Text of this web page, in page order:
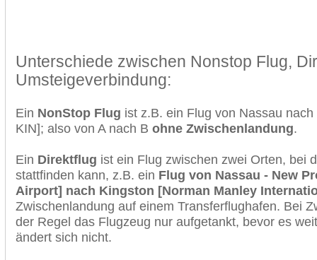
Unterschiede zwischen Nonstop Flug,
Umsteigeverbindung:
Ein NonStop Flug ist z.B. ein Flug von Nassau
KIN]; also von A nach B ohne Zwischenlandung.
Ein Direktflug ist ein Flug zwischen zwei Orten, bei
stattfinden kann, z.B. ein Flug von Nassau - New
Airport] nach Kingston [Norman Manley
Zwischenlandung auf einem Transferflughafen. Bei
der Regel das Flugzeug nur aufgetankt, bevor es
ändert sich nicht.